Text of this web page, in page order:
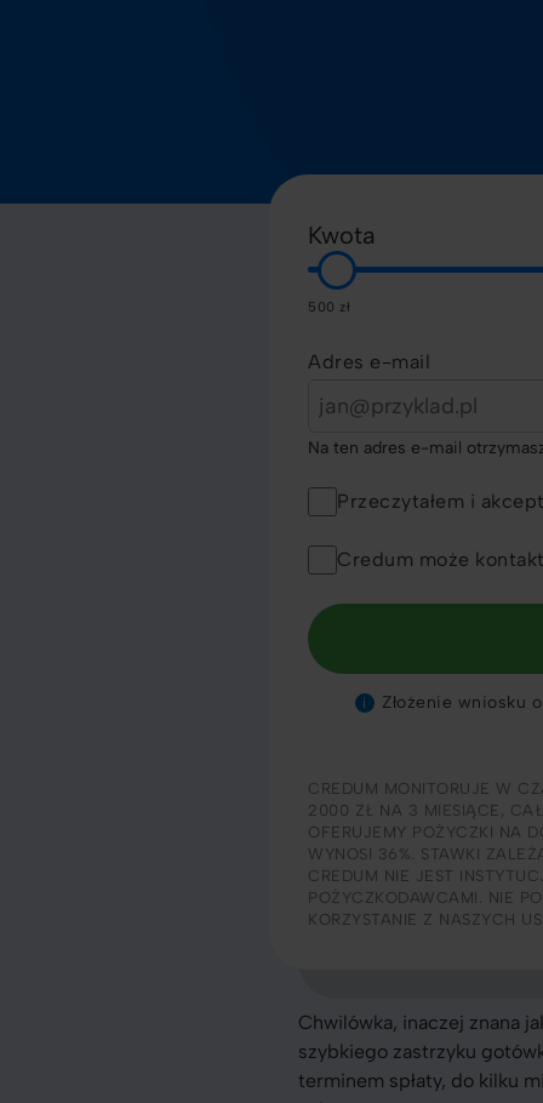
Kwota
500 zł
Adres e-mail
Na ten adres e-mail
Przeczytałem i
Credum może
i
Złożenie wniosku
CREDUM MONITORUJE W
2000 ZŁ NA 3 MIESIĄCE,
OFERUJEMY POŻYCZKI NA
WYNOSI 36%. STAWKI
CREDUM NIE JEST
POŻYCZKODAWCAMI. NIE
KORZYSTANIE Z NASZYCH
Chwilówka, inaczej znana
szybkiego zastrzyku
terminem spłaty, do kilku